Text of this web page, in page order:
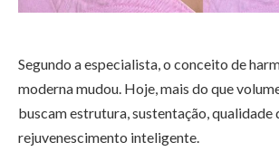
Segundo a especialista, o conceito de
moderna mudou. Hoje, mais do que
buscam estrutura, sustentação, qualidade
rejuvenescimento inteligente.